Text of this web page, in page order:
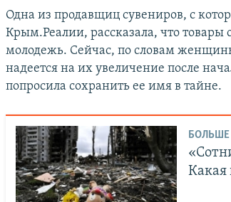
Одна из продавщиц сувениров, с
Крым.Реалии, рассказала, что товары
молодежь. Сейчас, по словам
надеется на их увеличение после
попросила сохранить ее имя в тайне.
БОЛЬШЕ